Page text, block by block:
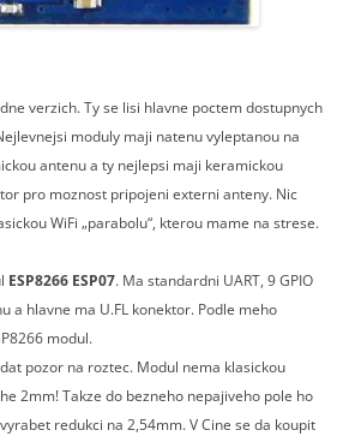
verzich. Ty se lisi hlavne poctem dostupnych
moduly maji natenu vyleptanou na
antenu a ty nejlepsi maji keramickou
pro moznost pripojeni externi anteny. Nic
WiFi „parabolu“, kterou mame na strese.
ESP8266 ESP07. Ma standardni UART, 9 GPIO
a hlavne ma U.FL konektor. Podle meho
modul.
pozor na roztec. Modul nema klasickou
2mm! Takze do bezneho nepajiveho pole ho
redukci na 2,54mm. V Cine se da koupit